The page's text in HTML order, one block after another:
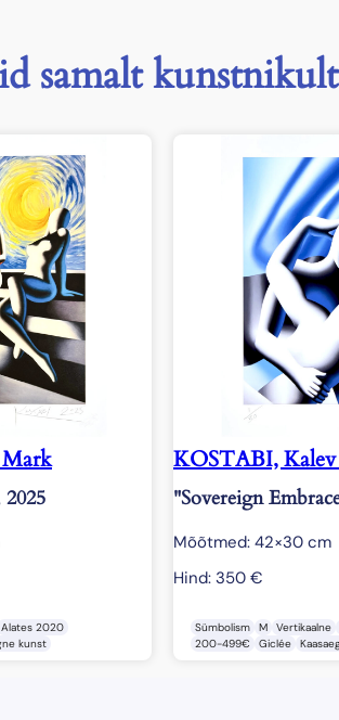
samalt
Alates 2020
kunst
KOSTABI,
"Sovereign
Mõõtmed: 42×30 cm
Hind: 350 €
Sümbolism M Vertikaalne
200-499€
Giclée